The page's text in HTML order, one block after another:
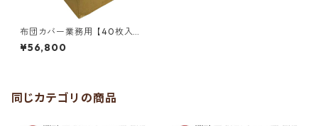
布団カバー業務用【40枚入】
綿100% 150×210cm シングル
サイズ 紐3ヶ所留め横開き布団
¥56,800
同じカテゴリの商品